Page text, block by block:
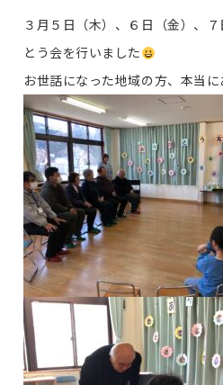
３月５日（木）、６日（金）、
とう会を行いました
お世話になった地域の方、本当